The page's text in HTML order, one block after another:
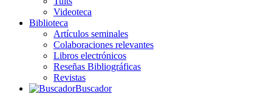
Videoteca
Biblioteca
Artículos seminales
Colaboraciones relevantes
Libros electrónicos
Reseñas Bibliográficas
Revistas
Buscador